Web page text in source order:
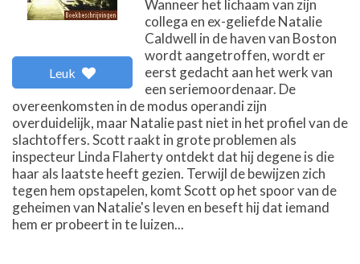
Leuk
Wanneer het lichaam van zijn
collega en ex-geliefde Natalie
Caldwell in de haven van Boston
wordt aangetroffen, wordt er
eerst gedacht aan het werk van
een seriemoordenaar. De
overeenkomsten in de modus operandi zijn
overduidelijk, maar Natalie past niet in het profiel van de
slachtoffers. Scott raakt in grote problemen als
inspecteur Linda Flaherty ontdekt dat hij degene is die
haar als laatste heeft gezien. Terwijl de bewijzen zich
tegen hem opstapelen, komt Scott op het spoor van de
geheimen van Natalie's leven en beseft hij dat iemand
hem er probeert in te luizen...